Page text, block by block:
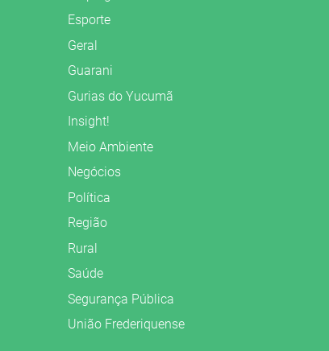
Esporte
Geral
Guarani
Gurias do Yucumã
Insight!
Meio Ambiente
Negócios
Política
Região
Rural
Saúde
Segurança Pública
União Frederiquense